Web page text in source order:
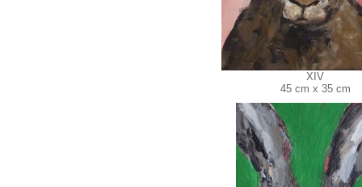
XIV
45 cm x 35 cm